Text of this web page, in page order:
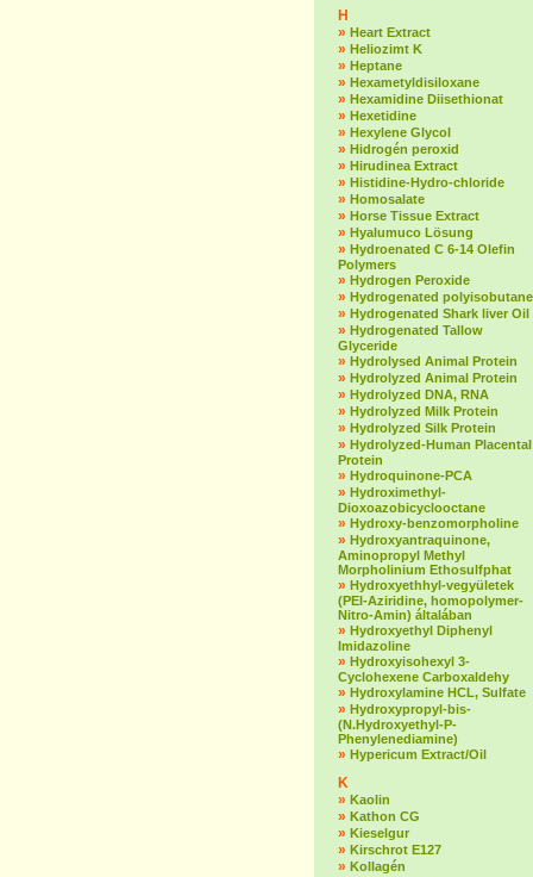
H
» Heart Extract
» Heliozimt K
» Heptane
» Hexametyldisiloxane
» Hexamidine Diisethionat
» Hexetidine
» Hexylene Glycol
» Hidrogén peroxid
» Hirudinea Extract
» Histidine-Hydro-chloride
» Homosalate
» Horse Tissue Extract
» Hyalumuco Lösung
» Hydroenated C 6-14 Olefin
Polymers
» Hydrogen Peroxide
» Hydrogenated polyisobutane
» Hydrogenated Shark liver Oil
» Hydrogenated Tallow
Glyceride
» Hydrolysed Animal Protein
» Hydrolyzed Animal Protein
» Hydrolyzed DNA, RNA
» Hydrolyzed Milk Protein
» Hydrolyzed Silk Protein
» Hydrolyzed-Human Placental
Protein
» Hydroquinone-PCA
» Hydroximethyl-
Dioxoazobicyclooctane
» Hydroxy-benzomorpholine
» Hydroxyantraquinone,
Aminopropyl Methyl
Morpholinium Ethosulfphat
» Hydroxyethhyl-vegyületek
(PEI-Aziridine, homopolymer-
Nitro-Amin) általában
» Hydroxyethyl Diphenyl
Imidazoline
» Hydroxyisohexyl 3-
Cyclohexene Carboxaldehy
» Hydroxylamine HCL, Sulfate
» Hydroxypropyl-bis-
(N.Hydroxyethyl-P-
Phenylenediamine)
» Hypericum Extract/Oil
K
» Kaolin
» Kathon CG
» Kieselgur
» Kirschrot E127
» Kollagén